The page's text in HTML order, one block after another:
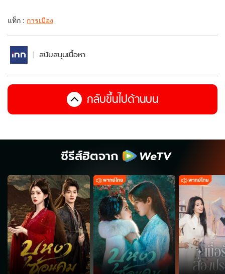
แท็ก : การเมือง
สนับสนุนเนื้อหา
กลับขึ้นไปด้านบน
ซีรีส์ฮิตจาก